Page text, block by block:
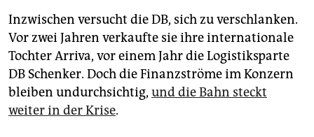
Inzwischen versucht die DB, sich zu verschlanken.
Vor zwei Jahren verkaufte sie ihre internationale
Tochter Arriva, vor einem Jahr die Logistiksparte
DB Schenker. Doch die Finanzströme im Konzern
bleiben undurchsichtig, und die Bahn steckt
weiter in der Krise.